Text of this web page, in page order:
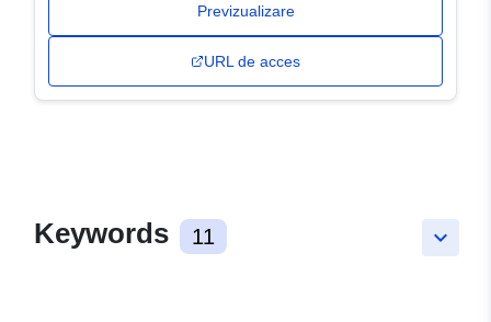
Previzualizare
URL de acces
keyboard_arrow_down
Keywords 11